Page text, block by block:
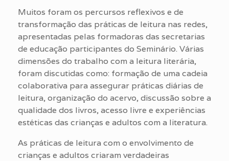
Muitos foram os percursos reflexivos e de
transformação das práticas de leitura nas redes,
apresentadas pelas formadoras das secretarias
de educação participantes do Seminário. Várias
dimensões do trabalho com a leitura literária,
foram discutidas como: formação de uma cadeia
colaborativa para assegurar práticas diárias de
leitura, organização do acervo, discussão sobre a
qualidade dos livros, acesso livre e experiências
estéticas das crianças e adultos com a literatura.
As práticas de leitura com o envolvimento de
crianças e adultos criaram verdadeiras